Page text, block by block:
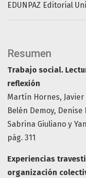
EDUNPAZ Editorial
Resumen
Trabajo social.
reflexión
Martín Hornes,
Belén Demoy,
Sabrina Giuliano y
pág. 311
Experiencias
organización